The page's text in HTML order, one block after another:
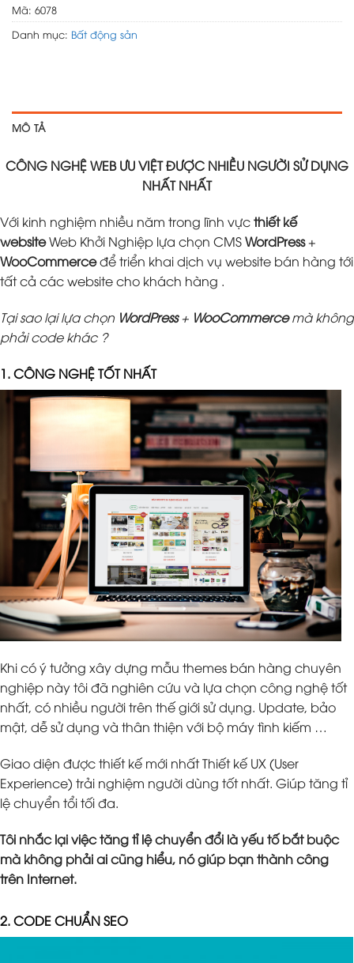
Mã: 6078
Danh mục: Bất động sản
MÔ TẢ
CÔNG NGHỆ WEB ƯU VIỆT ĐƯỢC NHIỀU NGƯỜI SỬ DỤNG
NHẤT NHẤT
Với kinh nghiệm nhiều năm trong lĩnh vựcthiết kế
websiteWeb Khởi Nghiệp lựa chọn CMSWordPress+
WooCommerceđể triển khai dịch vụ website bán hàng tới
tất cả các website cho khách hàng .
Tại sao lại lựa chọn WordPress+ WooCommercemà không
phải code khác ?
1. CÔNG NGHỆ TỐT NHẤT
Khi có ý tưởng xây dựng mẫu themes bán hàng chuyên
nghiệp này tôi đã nghiên cứu và lựa chọn công nghệ tốt
nhất, có nhiều người trên thế giới sử dụng. Update, bảo
mật, dễ sử dụng và thân thiện với bộ máy tình kiếm …
Giao diện được thiết kế mới nhất Thiết kế UX (User
Experience) trải nghiệm người dùng tốt nhất. Giúp tăng tỉ
lệ chuyển tổi tối đa.
Tôi nhắc lại việc tăng tỉ lệ chuyển đổi là yếu tố bắt buộc
mà không phải ai cũng hiểu, nó giúp bạn thành công
trên Internet.
2. CODE CHUẨN SEO